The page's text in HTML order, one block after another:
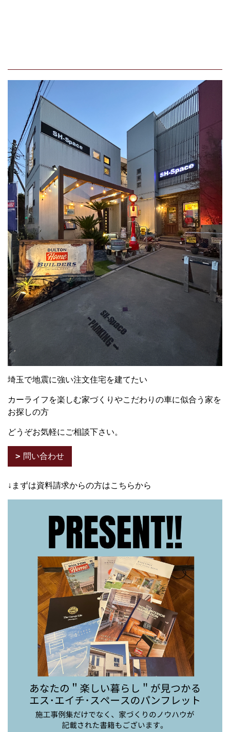
埼玉で地震に強い注文住宅を建てたい
カーライフを楽しむ家づくりやこだわりの車に似合う家を
お探しの方
どうぞお気軽にご相談下さい。
問い合わせ
↓まずは資料請求からの方はこちらから